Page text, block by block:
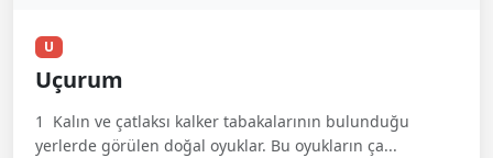
U
Uçurum
1  Kalın ve çatlaksı kalker tabakalarının bulunduğu
yerlerde görülen doğal oyuklar. Bu oyukların ça...